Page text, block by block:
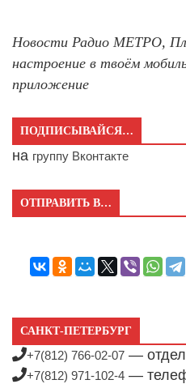
Новости Радио МЕТРО,
настроение в твоём
приложение
ПОДПИСЫВАЙСЯ…
на группу Вконтакте
ОТПРАВИТЬ В…
САНКТ-ПЕТЕРБУРГ
+7(812) 766-02-07 — отдел
+7(812) 971-102-4 —